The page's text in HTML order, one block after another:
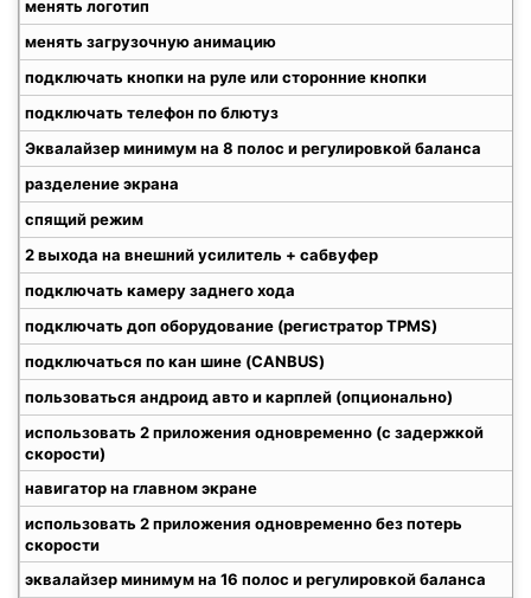
менять логотип
менять загрузочную анимацию
подключать кнопки на руле или сторонние кнопки
подключать телефон по блютуз
Эквалайзер минимум на 8 полос и регулировкой баланса
разделение экрана
спящий режим
2 выхода на внешний усилитель + сабвуфер
подключать камеру заднего хода
подключать доп оборудование (регистратор TPMS)
подключаться по кан шине (CANBUS)
пользоваться андроид авто и карплей (опционально)
использовать 2 приложения одновременно (с задержкой
скорости)
навигатор на главном экране
использовать 2 приложения одновременно без потерь
скорости
эквалайзер минимум на 16 полос и регулировкой баланса